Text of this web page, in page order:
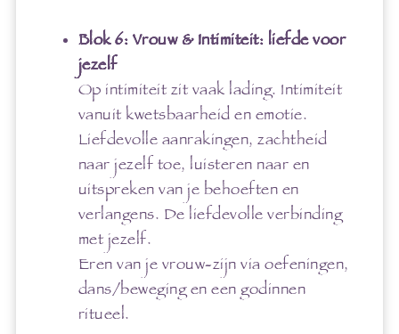
Blok 6: Vrouw & Intimiteit: liefde voor
jezelf
Op intimiteit zit vaak lading. Intimiteit
vanuit kwetsbaarheid en emotie.
Liefdevolle aanrakingen, zachtheid
naar jezelf toe, luisteren naar en
uitspreken van je behoeften en
verlangens. De liefdevolle verbinding
met jezelf.
Eren van je vrouw-zijn via oefeningen,
dans/beweging en een godinnen
ritueel.